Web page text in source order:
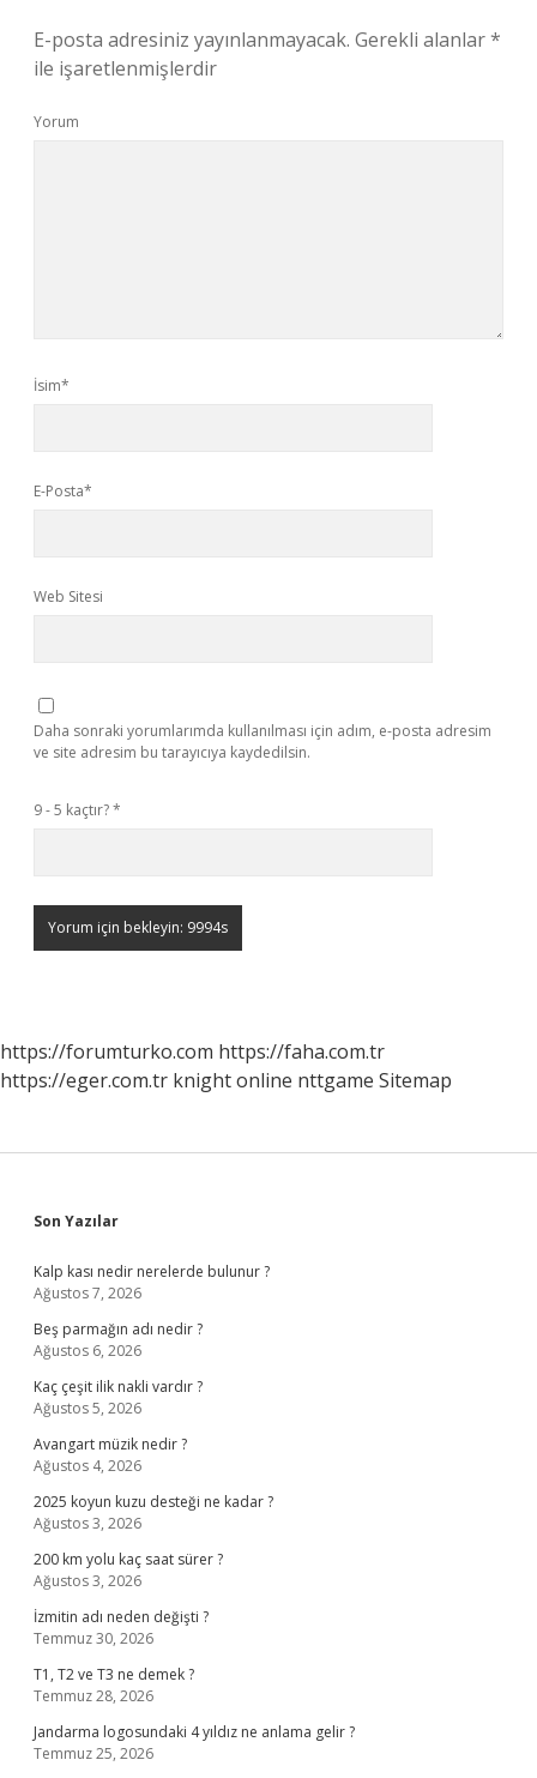
E-posta adresiniz yayınlanmayacak. Gerekli alanlar*
ile işaretlenmişlerdir
Yorum
İsim*
E-Posta*
Web Sitesi
Daha sonraki yorumlarımda kullanılması için adım, e-posta adresim
ve site adresim bu tarayıcıya kaydedilsin.
9 - 5 kaçtır?*
https://forumturko.com https://faha.com.tr
https://eger.com.tr knight online nttgame Sitemap
Sidebar
Son Yazılar
Kalp kası nedir nerelerde bulunur ?
Ağustos 7, 2026
Beş parmağın adı nedir ?
Ağustos 6, 2026
Kaç çeşit ilik nakli vardır ?
Ağustos 5, 2026
Avangart müzik nedir ?
Ağustos 4, 2026
2025 koyun kuzu desteği ne kadar ?
Ağustos 3, 2026
200 km yolu kaç saat sürer ?
Ağustos 3, 2026
İzmitin adı neden değişti ?
Temmuz 30, 2026
T1, T2 ve T3 ne demek ?
Temmuz 28, 2026
Jandarma logosundaki 4 yıldız ne anlama gelir ?
Temmuz 25, 2026